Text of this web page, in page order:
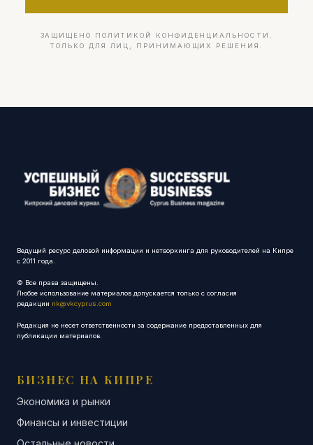
ЗАЩИЩЕНО ПОЛИТИКОЙ КОНФИДЕНЦИАЛЬНОСТИ.
ТОЛЬКО ДЛЯ ЛИЦ, ПРИНИМАЮЩИХ РЕШЕНИЯ.
Ведущий ресурс деловой информации и нетворкинга для руководителей на Кипре
с 2011 года.
© Все права защищены.
Любое использование материалов допускается только с согласия
редакции nk@vkcyprus.com
Редакция не несет ответственности за содержание предоставленных для
публикации материалов.
БИЗНЕС НА КИПРЕ
Экономика и рынки
Финансы и инвестиции